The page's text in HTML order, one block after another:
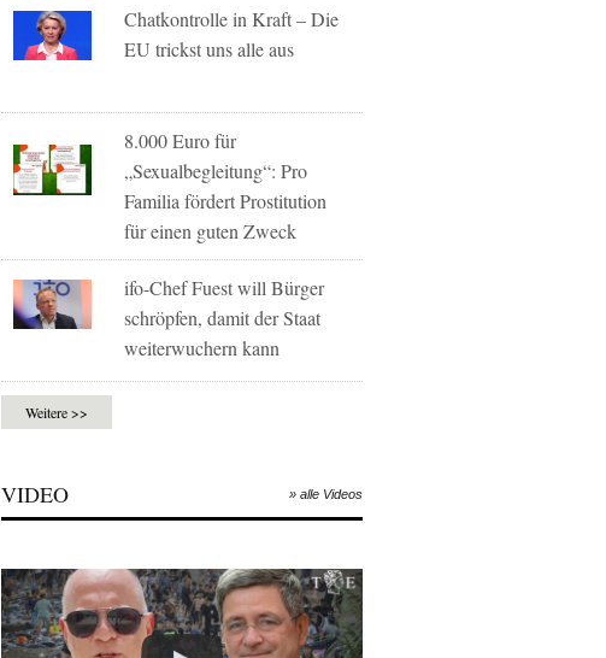
Chatkontrolle in Kraft – Die
EU trickst uns alle aus
8.000 Euro für
„Sexualbegleitung“: Pro
Familia fördert Prostitution
für einen guten Zweck
ifo-Chef Fuest will Bürger
schröpfen, damit der Staat
weiterwuchern kann
Weitere >>
VIDEO » alle Videos